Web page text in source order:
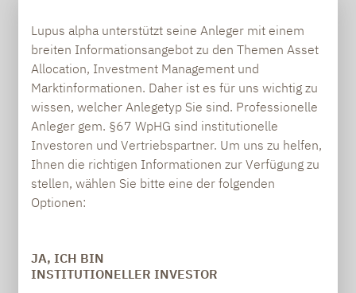
Lupus alpha unterstützt seine Anleger mit einem
breiten Informationsangebot zu den Themen Asset
Allocation, Investment Management und
Marktinformationen. Daher ist es für uns wichtig zu
wissen, welcher Anlegetyp Sie sind. Professionelle
Anleger gem. §67 WpHG sind institutionelle
Investoren und Vertriebspartner. Um uns zu helfen,
Ihnen die richtigen Informationen zur Verfügung zu
stellen, wählen Sie bitte eine der folgenden
Optionen:
JA, ICH BIN
INSTITUTIONELLER INVESTOR
Regierung getragen werden, können
Anleger in europäischen Small & Mid
Caps auf ein solides Fundament
vertrauen.
ANTEIL VON UNTERNEHMEN MIT
SCHWACHEN FUNDAMENTALDATEN
(USA VS. EUROPA)